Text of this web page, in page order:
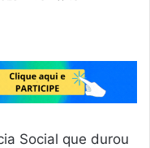
Social que durou